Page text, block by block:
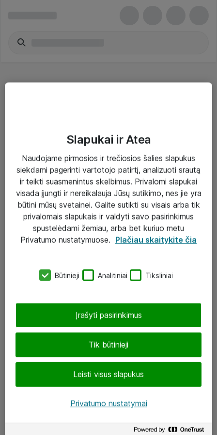
Sprendimai ir paslaugos
Paslaugos
Sprendimai
Įgyvendinti projektai
Atea ekspertų patarimai verslui
UAB „ATEA“
J. Rutkausko g. 6, Vilnius
Atea kontaktai
Aplankykite mus
Slapukai ir Atea
Naudojame pirmosios ir trečiosios šalies slapukus
siekdami pagerinti vartotojo patirtį, analizuoti srautą
ir teikti suasmenintus skelbimus. Privalomi slapukai
visada įjungti ir nereikalauja Jūsų sutikimo, nes jie yra
būtini mūsų svetainei. Galite sutikti su visais arba tik
privalomais slapukais ir valdyti savo pasirinkimus
spustelėdami žemiau, arba bet kuriuo metu
Privatumo nustatymuose. Plačiau skaitykite čia
Būtinieji Analitiniai Tiksliniai
Tik būtinieji
Leisti visus slapukus
Įrašyti pasirinkimus
Privatumo nustatymai